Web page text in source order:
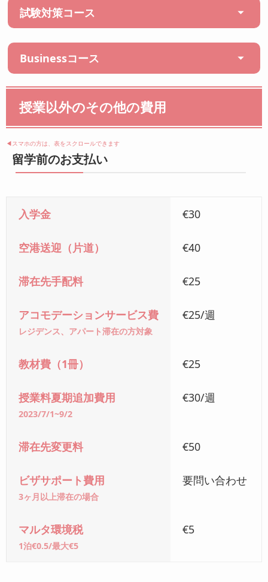
試験対策コース
Businessコース
授業以外のその他の費用
◀︎スマホの方は、表をスクロールできます
留学前のお支払い
入学金 €30
空港送迎（片道） €40
滞在先手配料 €25
アコモデーションサービス費
レジデンス、アパート滞在の方対象
€25/週
教材費（1冊） €25
授業料夏期追加費用
2023/7/1~9/2
€30/週
滞在先変更料 €50
ビザサポート費用
3ヶ月以上滞在の場合
要問い合わせ
マルタ環境税
1泊€0.5/最大€5
€5